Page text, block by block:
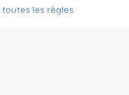
toutes les règles